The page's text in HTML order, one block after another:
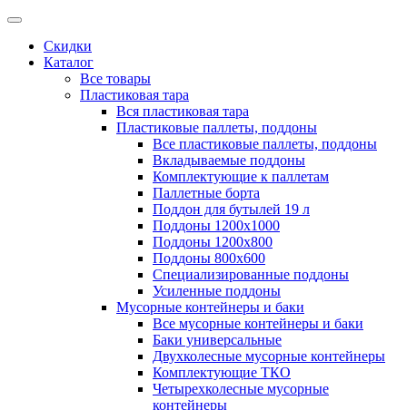
Скидки
Каталог
Все товары
Пластиковая тара
Вся пластиковая тара
Пластиковые паллеты, поддоны
Все пластиковые паллеты, поддоны
Вкладываемые поддоны
Комплектующие к паллетам
Паллетные борта
Поддон для бутылей 19 л
Поддоны 1200х1000
Поддоны 1200х800
Поддоны 800х600
Специализированные поддоны
Усиленные поддоны
Мусорные контейнеры и баки
Все мусорные контейнеры и баки
Баки универсальные
Двухколесные мусорные контейнеры
Комплектующие ТКО
Четырехколесные мусорные
контейнеры